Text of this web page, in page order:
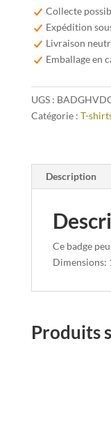
brodé
'Het
Huis
van
Geuze'
Collecte
Expédition
Livraison
Emballage en
UGS :
Catégorie : T-
Description
Ce badge
Dimensions:
Produits